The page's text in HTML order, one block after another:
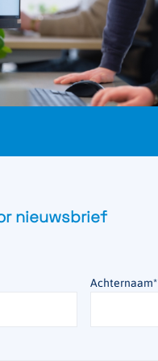
nieuwsbrief
Achternaam*